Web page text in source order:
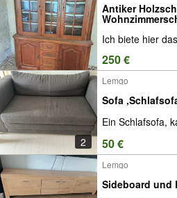
Antiker
Ich biete hier
250 €
2
Lemgo
Sofa
Ein Schlafsofa,
50 €
Lemgo
Sideboard und